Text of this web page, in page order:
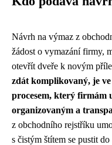
Návrh na výmaz z
žádost o vymazání firmy,
otevřít dveře k novým
zdát komplikovaný, je
procesem, který firmám
organizovaným a
z obchodního rejstříku
s čistým štítem se pustit